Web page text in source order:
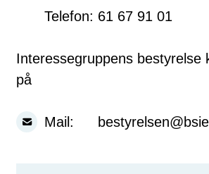
Telefon: 61 67 91 01
Interessegruppens bestyrelse
på
Mail: